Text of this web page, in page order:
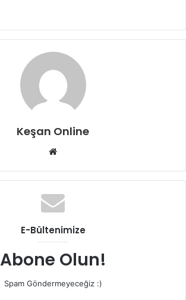
Keşan Online
Web
E-Bültenimize
Abone Olun!
Spam Göndermeyeceğiz :)